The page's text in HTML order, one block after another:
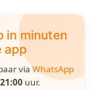
in minuten
app
viaWhatsApp
uur.